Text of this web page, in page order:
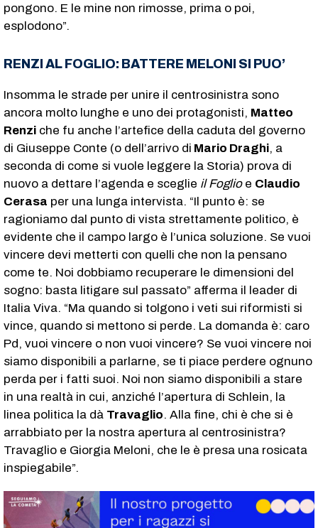
pongono. E le mine non rimosse, prima o poi,
esplodono”.
RENZI AL FOGLIO: BATTERE MELONI SI PUO’
Insomma le strade per unire il centrosinistra sono
ancora molto lunghe e uno dei protagonisti, Matteo
Renzi che fu anche l’artefice della caduta del governo
di Giuseppe Conte (o dell’arrivo di Mario Draghi, a
seconda di come si vuole leggere la Storia) prova di
nuovo a dettare l’agenda e sceglie il Foglioe Claudio
Cerasa per una lunga intervista. “Il punto è: se
ragioniamo dal punto di vista strettamente politico, è
evidente che il campo largo è l’unica soluzione. Se vuoi
vincere devi metterti con quelli che non la pensano
come te. Noi dobbiamo recuperare le dimensioni del
sogno: basta litigare sul passato” afferma il leader di
Italia Viva. “Ma quando si tolgono i veti sui riformisti si
vince, quando si mettono si perde. La domanda è: caro
Pd, vuoi vincere o non vuoi vincere? Se vuoi vincere noi
siamo disponibili a parlarne, se ti piace perdere ognuno
perda per i fatti suoi. Noi non siamo disponibili a stare
in una realtà in cui, anziché l’apertura di Schlein, la
linea politica la dà Travaglio. Alla fine, chi è che si è
arrabbiato per la nostra apertura al centrosinistra?
Travaglio e Giorgia Meloni, che le è presa una rosicata
inspiegabile”.